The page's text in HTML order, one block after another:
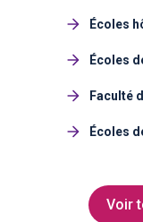
Écoles
Écoles
Faculté
Écoles
Voir